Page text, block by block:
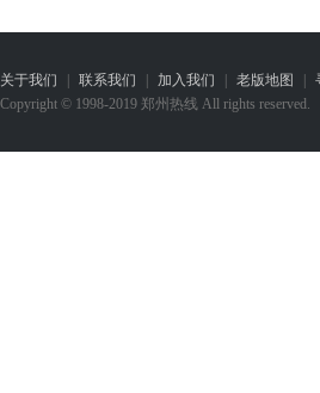
关于我们 | 联系我们 | 加入我们 | 老版地图 |
Copyright © 1998-2019 郑州热线 All rights reserved.